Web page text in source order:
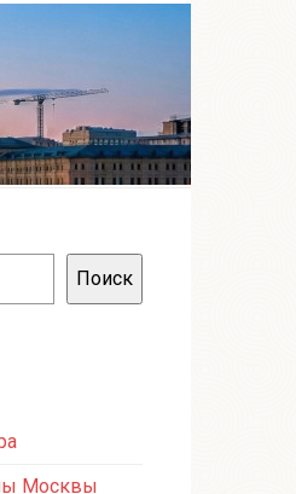
Поиск
Москвы